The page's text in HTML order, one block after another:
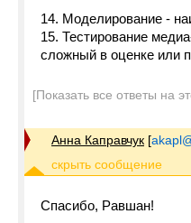
14. Моделирование -
15. Тестирование
сложный в оценке или
[Показать все ответы на
Анна Каправчук [
Спасибо, Равшан!